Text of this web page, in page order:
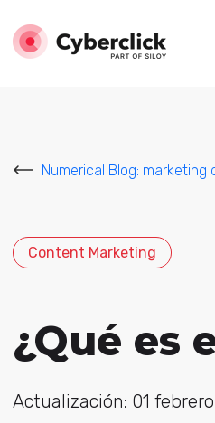
Numerical Blog: marketing
Content Marketing
¿Qué es
Actualización: 01